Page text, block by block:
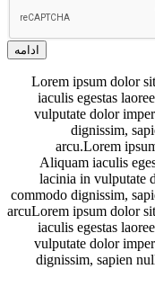
ادامه
Lorem ipsum dolor
iaculis egestas
vulputate dolor
dignissim,
arcu.Lorem
Aliquam iaculis
lacinia in vulputate
commodo dignissim,
arcuLorem ipsum dolor
iaculis egestas
vulputate dolor
dignissim, sapien